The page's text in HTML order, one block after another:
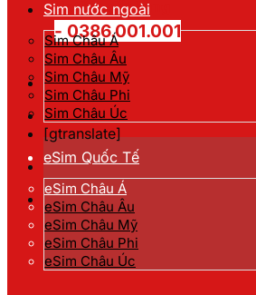
Hotline đặt hàng
- 0386.001.001
[gtranslate]
Sim nước ngoài
Sim Châu Á
Sim Châu Âu
Sim Châu Mỹ
Sim Châu Phi
Sim Châu Úc
eSim Quốc Tế
eSim Châu Á
eSim Châu Âu
eSim Châu Mỹ
eSim Châu Phi
eSim Châu Úc